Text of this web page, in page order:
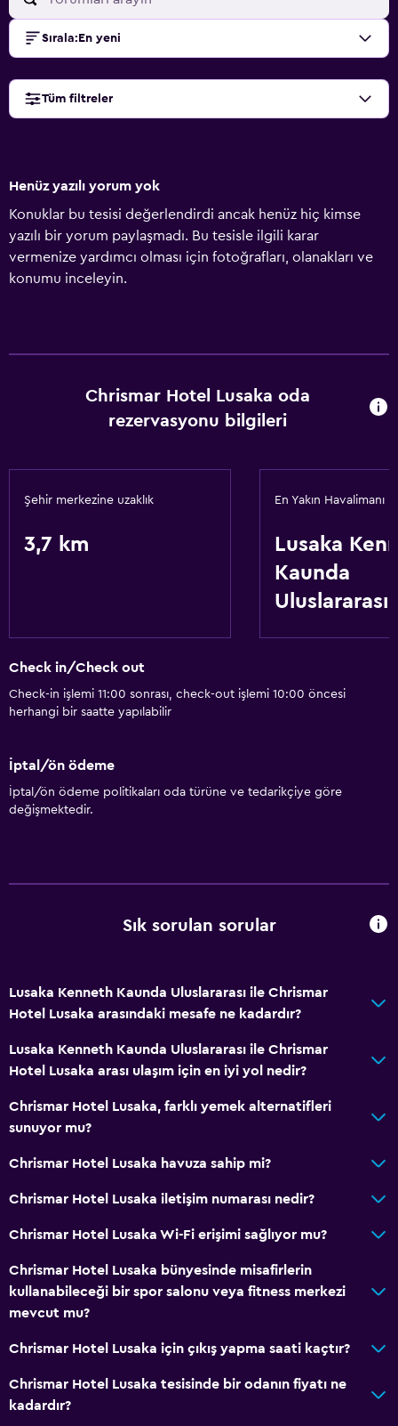
Sırala: En yeni
Tüm filtreler
Henüz yazılı yorum yok
Konuklar bu tesisi değerlendirdi ancak henüz hiç kimse
yazılı bir yorum paylaşmadı. Bu tesisle ilgili karar
vermenize yardımcı olması için fotoğrafları, olanakları ve
konumu inceleyin.
Chrismar Hotel Lusaka oda
rezervasyonu bilgileri
Şehir merkezine uzaklık
3,7 km
En Yakın Havalimanı
Lusaka
Kaunda
Uluslararası
Check in/Check out
Check-in işlemi 11:00 sonrası, check-out işlemi 10:00 öncesi
herhangi bir saatte yapılabilir
İptal/ön ödeme
İptal/ön ödeme politikaları oda türüne ve tedarikçiye göre
değişmektedir.
Sık sorulan sorular
Lusaka Kenneth Kaunda Uluslararası ile Chrismar
Hotel Lusaka arasındaki mesafe ne kadardır?
Lusaka Kenneth Kaunda Uluslararası ile Chrismar
Hotel Lusaka arası ulaşım için en iyi yol nedir?
Chrismar Hotel Lusaka, farklı yemek alternatifleri
sunuyor mu?
Chrismar Hotel Lusaka havuza sahip mi?
Chrismar Hotel Lusaka iletişim numarası nedir?
Chrismar Hotel Lusaka Wi-Fi erişimi sağlıyor mu?
Chrismar Hotel Lusaka bünyesinde misafirlerin
kullanabileceği bir spor salonu veya fitness merkezi
mevcut mu?
Chrismar Hotel Lusaka için çıkış yapma saati kaçtır?
Chrismar Hotel Lusaka tesisinde bir odanın fiyatı ne
kadardır?